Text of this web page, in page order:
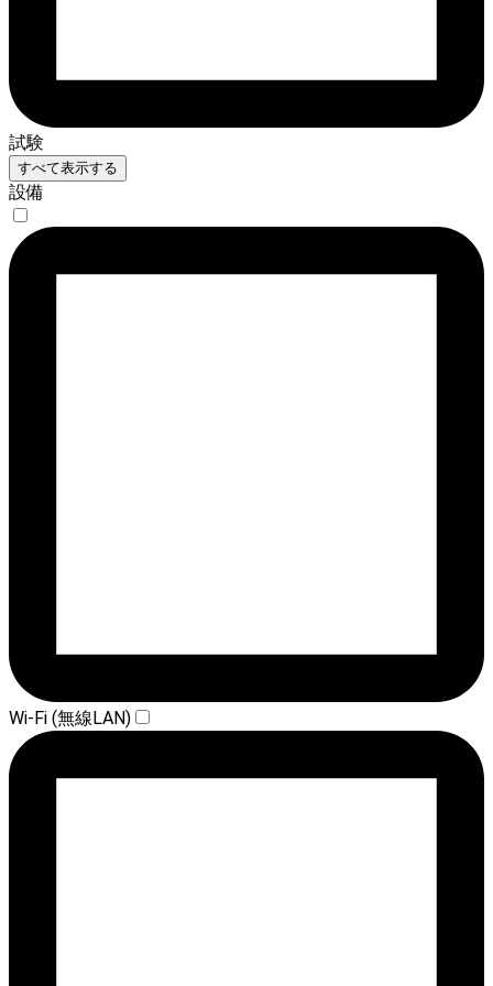
試験
すべて表示する
設備
Wi-Fi (無線LAN)